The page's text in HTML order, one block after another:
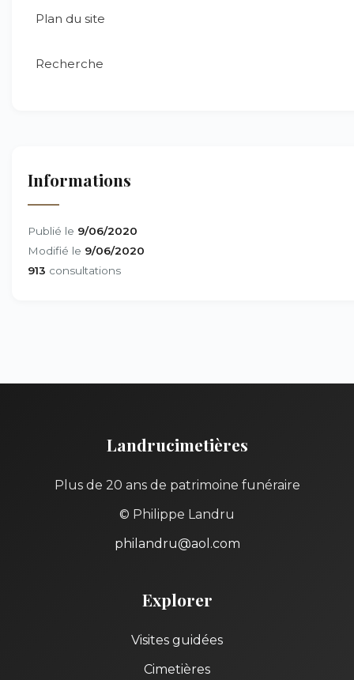
Plan du site
Recherche
Informations
Publié le 9/06/2020
Modifié le 9/06/2020
913 consultations
Landrucimetières
Plus de 20 ans de patrimoine funéraire
© Philippe Landru
philandru@aol.com
Explorer
Visites guidées
Cimetières